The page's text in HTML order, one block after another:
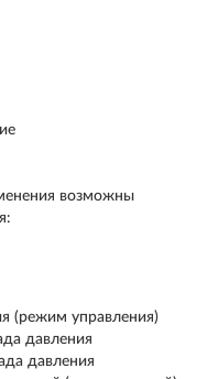
возможны
(режим управления)
давления
давления